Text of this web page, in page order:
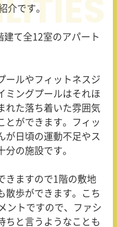
介です。
建て全12室のアパート
ールやフィットネスジ
ミングプールはそれほ
れた落ち着いた雰囲気
とができます。フィッ
が日頃の運動不足やス
分の施設です。
きますので1階の敷地
散歩ができます。こち
ントですので、ファシ
ちと言うようなことも